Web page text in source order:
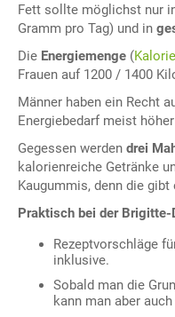
Fett sollte möglichst nur
Gramm pro Tag) und in
Die Energiemenge (
Frauen auf 1200 / 1400
Männer haben ein Recht
Energiebedarf meist
Gegessen werden drei
kalorienreiche Getränke
Kaugummis, denn die
Praktisch bei der Brigitte-
Rezeptvorschläge
inklusive.
Sobald man die
kann man aber